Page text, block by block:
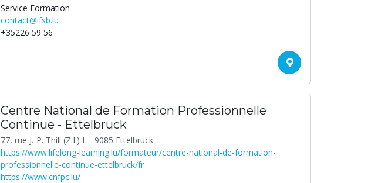
Service Formation
contact@ifsb.lu
+35226 59 56
Centre National de Formation Professionnelle
Continue - Ettelbruck
77, rue J.-P. Thill (Z.I.) L - 9085 Ettelbruck
https://www.lifelong-learning.lu/formateur/centre-national-de-formation-
professionnelle-continue-ettelbruck/fr
https://www.cnfpc.lu/